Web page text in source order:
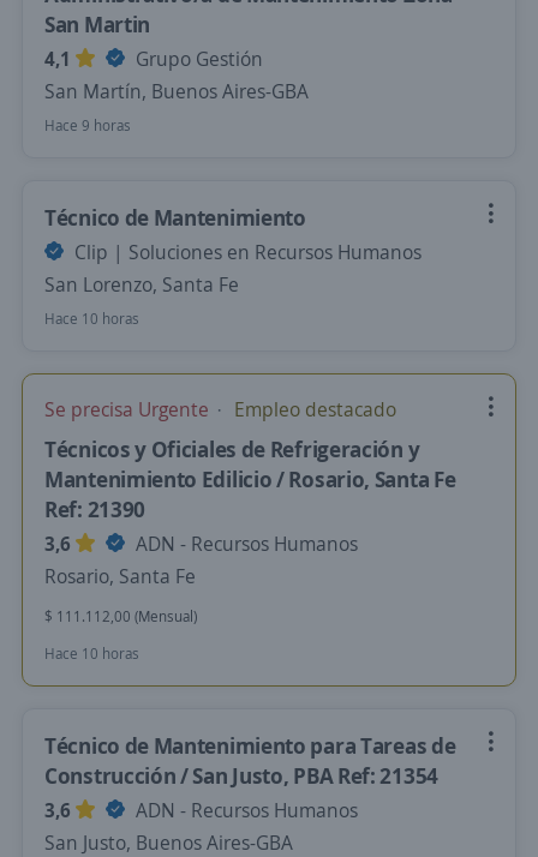
San Martin
4,1
Grupo Gestión
San Martín, Buenos Aires-GBA
Hace 9 horas
Técnico de Mantenimiento
Clip | Soluciones en Recursos Humanos
San Lorenzo, Santa Fe
Hace 10 horas
Se precisa Urgente Empleo destacado
Técnicos y Oficiales de Refrigeración y
Mantenimiento Edilicio / Rosario, Santa Fe
Ref: 21390
3,6
ADN - Recursos Humanos
Rosario, Santa Fe
$ 111.112,00 (Mensual)
Hace 10 horas
Técnico de Mantenimiento para Tareas de
Construcción / San Justo, PBA Ref: 21354
3,6
ADN - Recursos Humanos
San Justo, Buenos Aires-GBA